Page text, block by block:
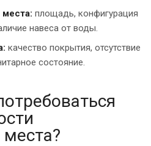
площадь, конфигурация
навеса от воды.
качество покрытия, отсутствие
состояние.